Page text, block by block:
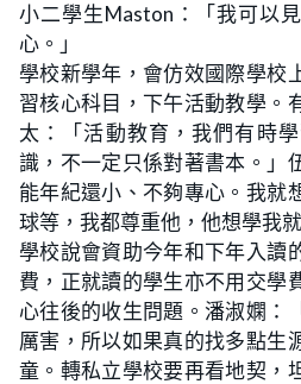
小二學生Maston：「我可以
心。」
學校新學年，會仿效國際學校
習核心科目，下午活動教學。
太：「活動教育，我們有時
識，不一定只係對著書本。」
能年紀還小、不夠專心。我就
球等，我都尊重他，他想學我就
學校說會資助今年和下年入讀
費，正就讀的學生亦不用交學
心往後的收生問題。潘淑嫻：
厲害，所以如果真的找多點生
童。轉私立學校要再看地契，